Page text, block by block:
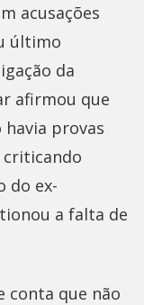
acusações
último
da
afirmou que
havia provas
criticando
do ex-
a falta de
conta que não